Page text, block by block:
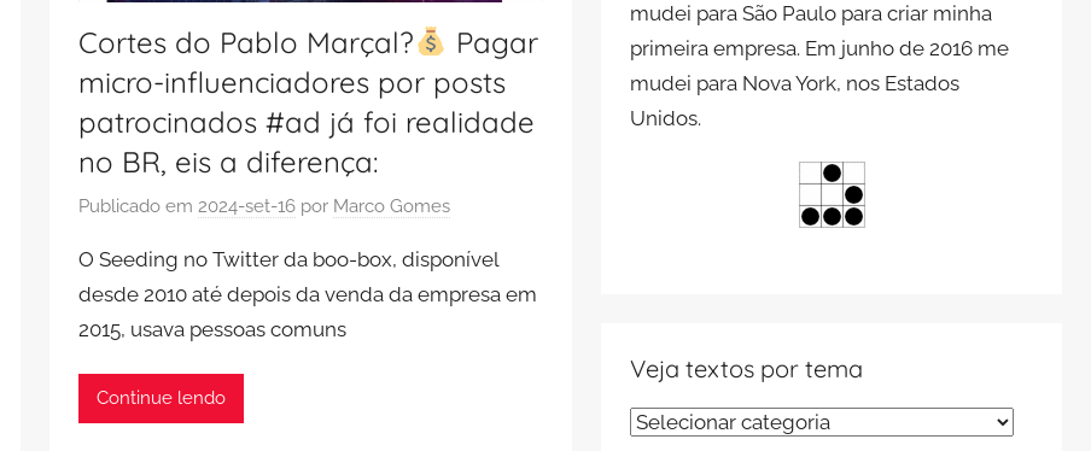
Cortes do Pablo Marçal?
Pagar
micro-influenciadores por posts
patrocinados #ad já foi realidade
no BR, eis a diferença:
Publicado em2024-set-16 por Marco Gomes
O Seeding no Twitter da boo-box, disponível
desde 2010 até depois da venda da empresa em
2015, usava pessoas comuns
Continue lendo
mudei para São Paulo para criar minha
primeira empresa. Em junho de 2016 me
mudei para Nova York, nos Estados
Unidos.
Veja textos por tema
Veja